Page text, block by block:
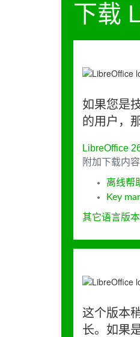
下载
如果您是
的用户，
LibreOffice
附加下载内
离线帮
Key
其它语言版本
这个版本
长。如果